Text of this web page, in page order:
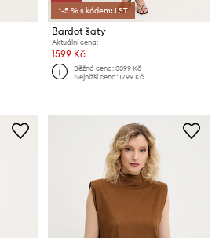
*-5 % s kódem: LST
Bardot šaty
Aktuální cena:
1599 Kč
Běžná cena:3399 Kč
Nejnižší cena:1799 Kč